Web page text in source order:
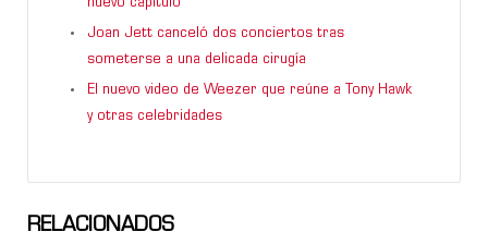
nuevo capítulo
Joan Jett canceló dos conciertos tras
someterse a una delicada cirugía
El nuevo video de Weezer que reúne a Tony Hawk
y otras celebridades
RELACIONADOS